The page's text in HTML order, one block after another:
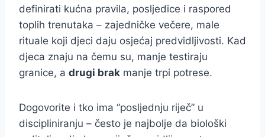
definirati kućna pravila, posljedice i raspored
toplih trenutaka – zajedničke večere, male
rituale koji djeci daju osjećaj predvidljivosti. Kad
djeca znaju na čemu su, manje testiraju
granice, a drugi brak manje trpi potrese.
Dogovorite i tko ima “posljednju riječ” u
discipliniranju – često je najbolje da biološki